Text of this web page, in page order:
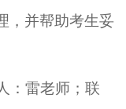
，并帮助考生妥
：雷老师；联